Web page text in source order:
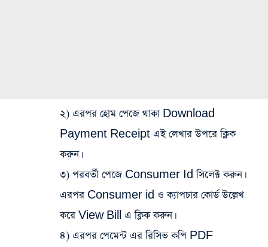
২) এরপর হোম পেজে থাকা Download
Payment Receipt এই লেখার উপরে ক্লিক
করুন।
৩) পরবর্তী পেজে Consumer Id সিলেক্ট করুন।
এরপর Consumer id ও ক্যাপচার কোর্ড উল্লেখ
করে View Bill এ ক্লিক করুন।
৪) এরপর পেমেন্ট এর রিসিভ কপি PDF